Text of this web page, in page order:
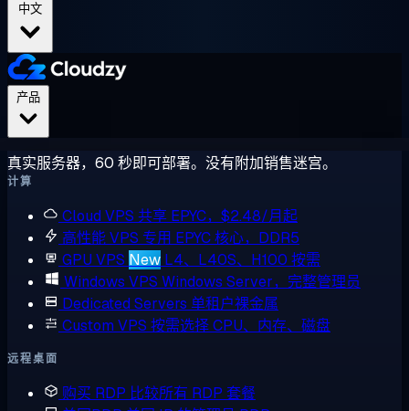
中文
真实服务器，60 秒即可部署。没有附加销售迷宫。
计算
Cloud VPS 共享 EPYC，$2.48/月起
高性能 VPS 专用 EPYC 核心，DDR5
GPU VPS New L4、L40S、H100 按需
Windows VPS Windows Server，完整管理员
Dedicated Servers 单租户裸金属
Custom VPS 按需选择 CPU、内存、磁盘
远程桌面
购买 RDP 比较所有 RDP 套餐